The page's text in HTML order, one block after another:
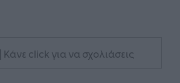
| Κάνε click για να σχολιάσεις